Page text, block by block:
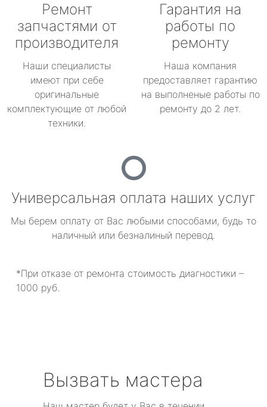
Ремонт
запчастями от
производителя
Наши специалисты
имеют при себе
оригинальные
комплектующие от любой
техники.
Гарантия на
работы по
ремонту
Наша компания
предоставляет гарантию
на выполненые работы по
ремонту до 2 лет.
Универсальная оплата наших услуг
Мы берем оплату от Вас любыми способами, будь то
наличный или безналиный перевод.
*При отказе от ремонта стоимость диагностики –
1000 руб.
Вызвать мастера